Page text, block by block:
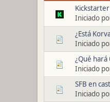
Iniciado
¿Está
Iniciado
¿Qué hará
Iniciado
SFB en
Iniciado